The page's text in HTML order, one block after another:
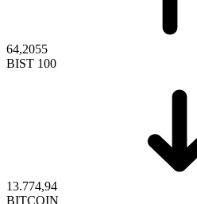
64,2055
BIST 100
13.774,94
BITCOIN